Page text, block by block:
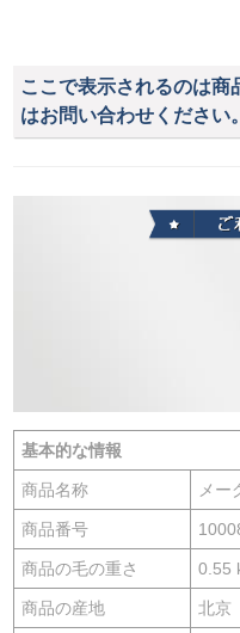
ここで表示されるのは商
はお問い合わせください。
基本的な情報
商品名称 メー
商品番号
商品の毛の重さ 0.55
商品の産地 北京